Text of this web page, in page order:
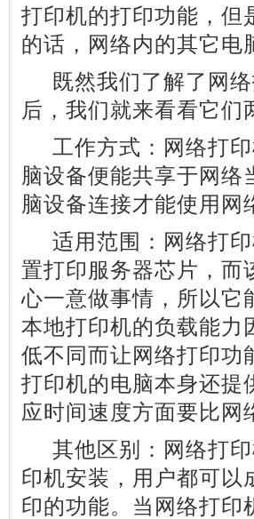
打印机的打印功能，但
的话，网络内的其它电
既然我们了解了网络
后，我们就来看看它
工作方式：网络打印
脑设备便能共享于网络
脑设备连接才能使用网
适用范围：网络打印
置打印服务器芯片，而
心一意做事情，所以它
本地打印机的负载能力
低不同而让网络打印功
打印机的电脑本身还提
应时间速度方面要比网
其他区别：网络打印
印机安装，用户都可以
印的功能。当网络打印